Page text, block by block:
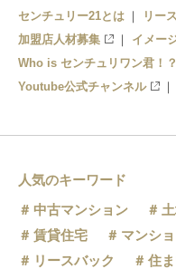
センチュリー21とは
リー
加盟店人材募集
イメー
Who is センチュリワン君！？
Youtube公式チャンネル
人気のキーワード
中古マンション
賃貸住宅
マンシ
リースバック
住